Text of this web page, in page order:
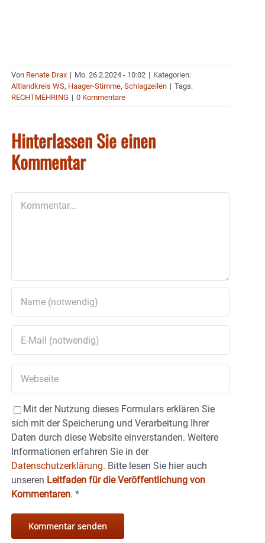
Von Renate Drax | Mo. 26.2.2024 - 10:02 | Kategorien:
Altlandkreis WS, Haager-Stimme, Schlagzeilen | Tags:
RECHTMEHRING | 0 Kommentare
Hinterlassen Sie einen
Kommentar
Mit der Nutzung dieses Formulars erklären Sie
sich mit der Speicherung und Verarbeitung Ihrer
Daten durch diese Website einverstanden. Weitere
Informationen erfahren Sie in der
Datenschutzerklärung. Bitte lesen Sie hier auch
unseren Leitfaden für die Veröffentlichung von
Kommentaren. *